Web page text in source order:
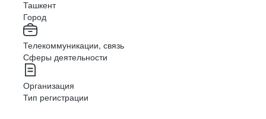
Ташкент
Город
Телекоммуникации, связь
Сферы деятельности
Организация
Тип регистрации